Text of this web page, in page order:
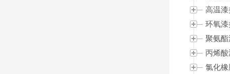
高温漆
环氧漆
聚氨
丙烯
氯化